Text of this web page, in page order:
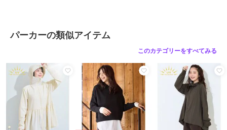
原産国
パーカーの類似アイテム
このカテゴリーをすべてみる